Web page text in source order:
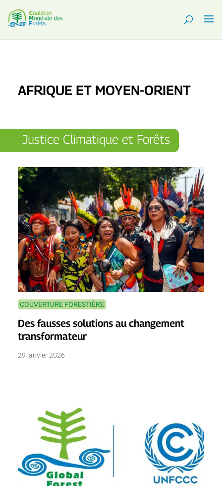
AFRIQUE ET MOYEN-ORIENT
Justice Climatique et Forêts
COUVERTURE FORESTIÈRE
Des fausses solutions au changement
transformateur
29 janvier 2026